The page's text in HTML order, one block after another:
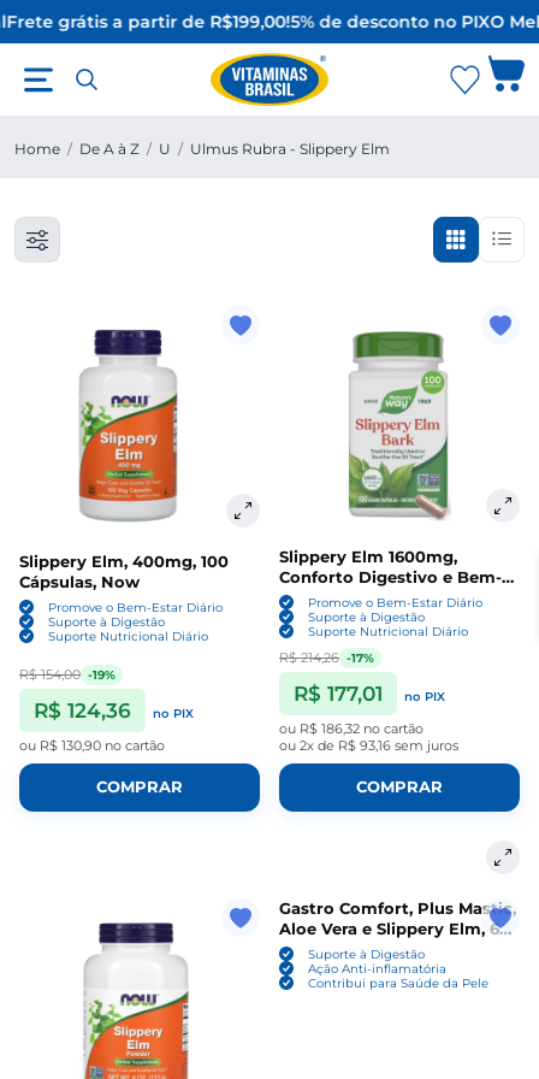
Frete grátis a partir de R$199,00!5% de desconto no PIXO
Home / De A à Z / U / Ulmus Rubra - Slippery Elm
Slippery Elm, 400mg, 100
Cápsulas, Now
Promove o Bem-Estar Diário
Suporte à Digestão
Suporte Nutricional Diário
R$ 154,00 -19%
R$ 124,36 no PIX
ou R$ 130,90 no cartão
COMPRAR
Slippery Elm 1600mg,
Conforto Digestivo e Bem-
Estar Intestinal, 100
Cápsulas, Nature’s Way
Promove o Bem-Estar Diário
Suporte à Digestão
Suporte Nutricional Diário
R$ 214,26 -17%
R$ 177,01 no PIX
ou R$ 186,32 no cartão
ou 2x de R$ 93,16 sem juros
COMPRAR
Gastro Comfort, Plus Mastic,
Aloe Vera e Slippery Elm, 60
cápsulas, Now
Suporte à Digestão
Ação Anti-inflamatória
Contribui para Saúde da Pele